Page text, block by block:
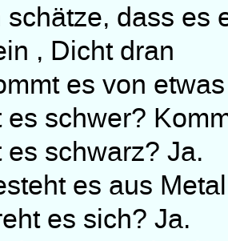
dass es
, Dicht dran
es von etwas
schwer?
schwarz? Ja.
es aus
es sich? Ja.